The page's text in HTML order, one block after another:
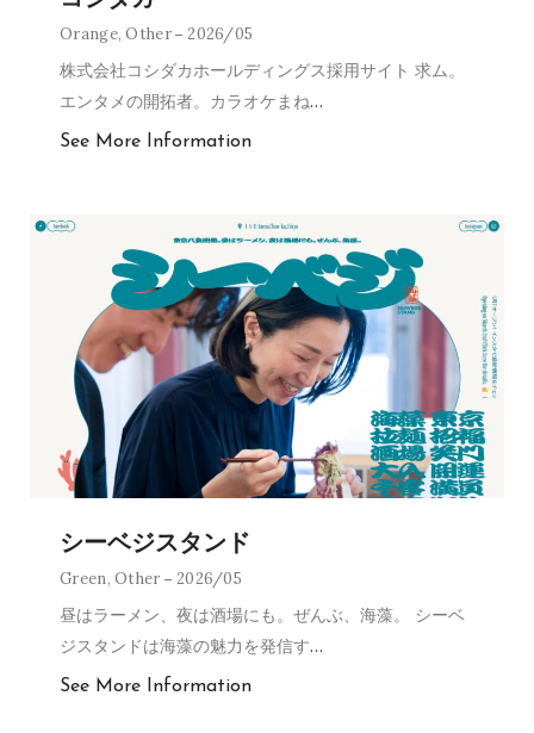
Orange,Other 2026/05
株式会社コシダカホールディングス採用サイト 求ム。
エンタメの開拓者。カラオケまね…
See More Information
シーベジスタンド
Green,Other 2026/05
昼はラーメン、夜は酒場にも。ぜんぶ、海藻。 シーベ
ジスタンドは海藻の魅力を発信す…
See More Information